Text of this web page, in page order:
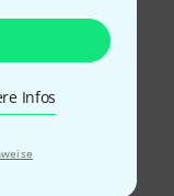
Infos